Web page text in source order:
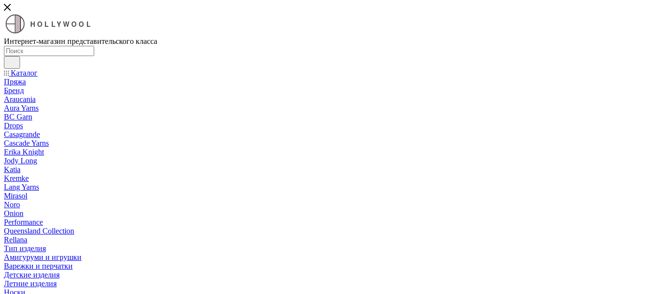
HOLLYWOOL
Интернет-магазин представительского класса
Каталог
Пряжа
Бренд
Araucania
Aura Yarns
BC Garn
Drops
Casagrande
Cascade Yarns
Erika Knight
Jody Long
Katia
Kremke
Lang Yarns
Mirasol
Noro
Onion
Performance
Queensland Collection
Rellana
Тип изделия
Амигуруми и игрушки
Варежки и перчатки
Детские изделия
Летние изделия
Носки